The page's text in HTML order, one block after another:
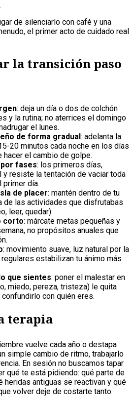
de silenciarlo con café y una
el primer acto de cuidado real
la transición paso
: deja un día o dos de colchón
y la rutina; no aterrices el domingo
el lunes.
de forma gradual: adelanta la
20 minutos cada noche en los días
hacer el cambio de golpe.
fases: los primeros días,
resiste la tentación de vaciar toda
primer día.
de placer: mantén dentro de tu
de las actividades que disfrutabas
leer, quedar).
corto: márcate metas pequeñas y
no propósitos anuales que
: movimiento suave, luz natural por la
estabilizan tu ánimo más
que sientes: poner el malestar en
miedo, pereza, tristeza) le quita
con quién eres.
terapia
vuelve cada año o destapa
simple cambio de ritmo, trabajarlo
En sesión no buscamos tapar
qué te está pidiendo: qué parte de
heridas antiguas se reactivan y qué
volver deje de costarte tanto.